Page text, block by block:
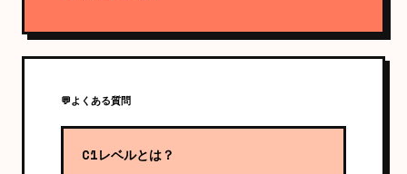
💬 よくある質問
C1レベルとは？